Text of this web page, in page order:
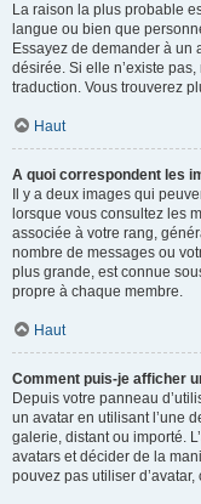
La raison la plus probable
langue ou bien que
Essayez de demander à un
désirée. Si elle n’existe
traduction. Vous trouverez
Haut
A quoi correspondent les
Il y a deux images qui
lorsque vous consultez les
associée à votre rang,
nombre de messages ou
plus grande, est connue
propre à chaque membre.
Haut
Comment puis-je afficher
Depuis votre panneau
un avatar en utilisant l’une
galerie, distant ou importé.
avatars et décider de la
pouvez pas utiliser